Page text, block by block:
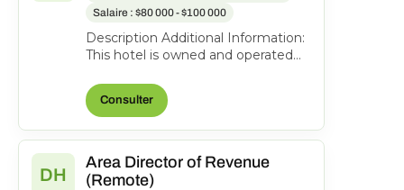
Salaire : $80 000 - $100 000
Description Additional Information:
This hotel is owned and operated
Kalthia Group Hote...
Consulter
DH
Area Director of Revenue
(Remote)